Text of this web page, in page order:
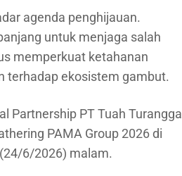
agenda penghijauan.
untuk menjaga salah
memperkuat ketahanan
terhadap ekosistem gambut.
Partnership PT Tuah Turangga
PAMA Group 2026 di
6/2026) malam.